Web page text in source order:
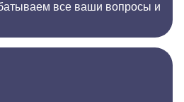
все ваши вопросы и